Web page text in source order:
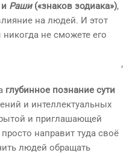
Раши(«знаков зодиака»),
на людей. И этот
не сможете его
‘
глубинное познание сути
и интеллектуальных
и приглашающей
направит туда своё
людей обращать